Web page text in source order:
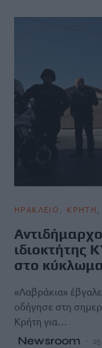
ΗΡΑΚΛΕΙΟ ΚΡΗΤΗ
ιδιοκτήτης
στο
«Λαβράκια»
οδήγησε στη
Κρήτη για…
Newsroom